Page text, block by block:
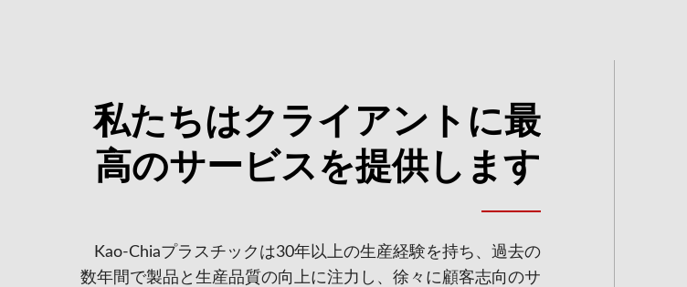
私たちはクライアントに最
高のサービスを提供します
Kao-Chiaプラスチックは30年以上の生産経験を持ち、過去の
数年間で製品と生産品質の向上に注力し、徐々に顧客志向のサ